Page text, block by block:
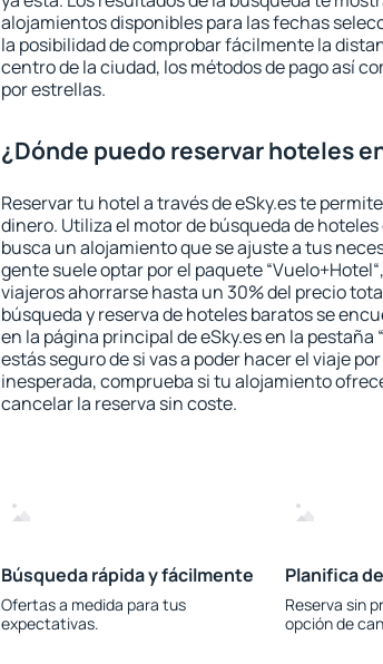
alojamientos disponibles para las fechas
la posibilidad de comprobar fácilmente la
centro de la ciudad, los métodos de pago así
por estrellas.
¿Dónde puedo reservar hoteles
Reservar tu hotel a través de eSky.es te
dinero. Utiliza el motor de búsqueda de hoteles
busca un alojamiento que se ajuste a tus
gente suele optar por el paquete
viajeros ahorrarse hasta un 30% del precio
búsqueda y reserva de hoteles baratos se
en la página principal de eSky.es en la pestaña
estás seguro de si vas a poder hacer el viaje
inesperada, comprueba si tu alojamiento
cancelar la reserva sin coste.
Búsqueda rápida y fácilmente
Ofertas a medida para tus
expectativas.
Planifica
Reserva sin
opción de